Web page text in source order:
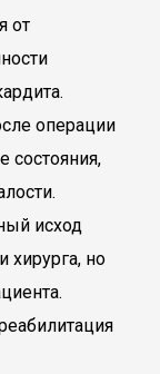
от
операции
состояния,
исход
хирурга, но